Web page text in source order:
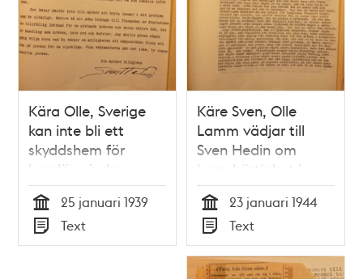
Kära Olle, Sverige
kan inte bli ett
skyddshem för
hemlösa judar
Tid
25 januari 1939
Typ
Text
Käre Sven, Olle
Lamm vädjar till
Sven Hedin om
barmhärtighet i
"judefrågan"
Tid
23 januari 1944
Typ
Text